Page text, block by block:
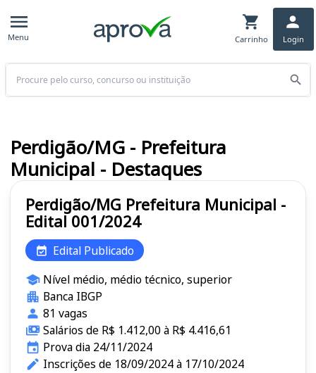
Menu Carrinho Login
Buscar
Perdigão/MG Prefeitura Municipal -
Edital 001/2024
Edital Publicado
Nível médio, médio técnico, superior
Banca IBGP
81 vagas
Salários de R$ 1.412,00 à R$ 4.416,61
Prova dia 24/11/2024
Inscrições de 18/09/2024 à 17/10/2024
Perdigão/MG - Prefeitura
Municipal - Destaques